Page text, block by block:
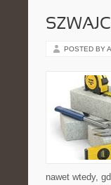
POSTED BY
nawet wtedy,